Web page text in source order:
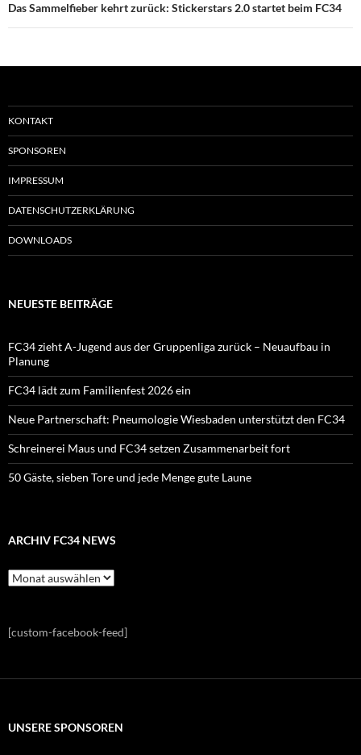
Das Sammelfieber kehrt zurück: Stickerstars 2.0 startet beim FC34
KONTAKT
SPONSOREN
IMPRESSUM
DATENSCHUTZERKLÄRUNG
DOWNLOADS
NEUESTE BEITRÄGE
FC34 zieht A-Jugend aus der Gruppenliga zurück – Neuaufbau in
Planung
FC34 lädt zum Familienfest 2026 ein
Neue Partnerschaft: Pneumologie Wiesbaden unterstützt den FC34
Schreinerei Maus und FC34 setzen Zusammenarbeit fort
50 Gäste, sieben Tore und jede Menge gute Laune
ARCHIV FC34 NEWS
Archiv
FC34
[custom-facebook-feed]
UNSERE SPONSOREN